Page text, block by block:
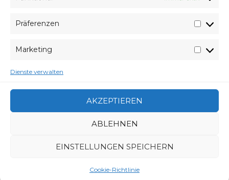
Präferenzen
Marketing
Dienste verwalten
AKZEPTIEREN
ABLEHNEN
EINSTELLUNGEN SPEICHERN
Cookie-Richtlinie
SCHLAGWÖRTER
ED SHEERAN,I SEE FIRE,KYGO,REMIX